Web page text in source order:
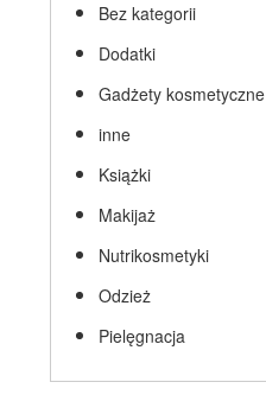
Bez kategorii
Dodatki
Gadżety kosmetyczne
inne
Książki
Makijaż
Nutrikosmetyki
Odzież
Pielęgnacja